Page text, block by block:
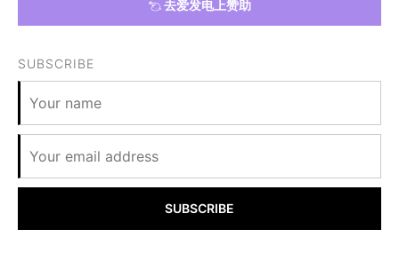
去爱发电上赞助
SUBSCRIBE
SUBSCRIBE